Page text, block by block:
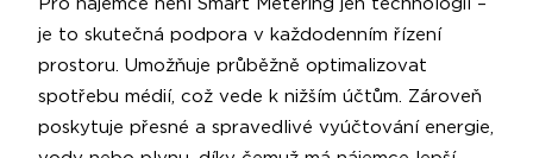
Pro nájemce není Smart Metering jen technologií –
je to skutečná podpora v každodenním řízení
prostoru. Umožňuje průběžně optimalizovat
spotřebu médií, což vede k nižším účtům. Zároveň
poskytuje přesné a spravedlivé vyúčtování energie,